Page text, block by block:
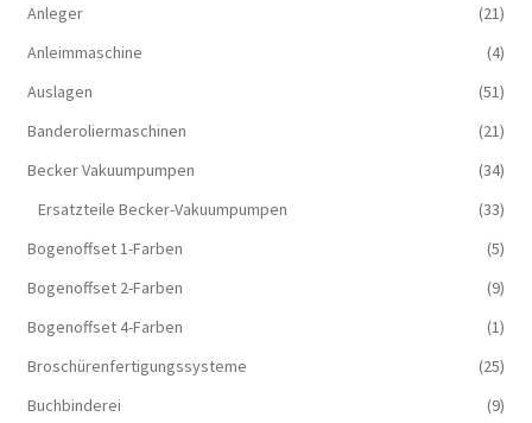
Anleger
(21)
Anleimmaschine
(4)
Auslagen
(51)
Banderoliermaschinen
(21)
Becker Vakuumpumpen
(34)
Ersatzteile Becker-Vakuumpumpen
(33)
Bogenoffset 1-Farben
(5)
Bogenoffset 2-Farben
(9)
Bogenoffset 4-Farben
(1)
Broschürenfertigungssysteme
(25)
Buchbinderei
(9)